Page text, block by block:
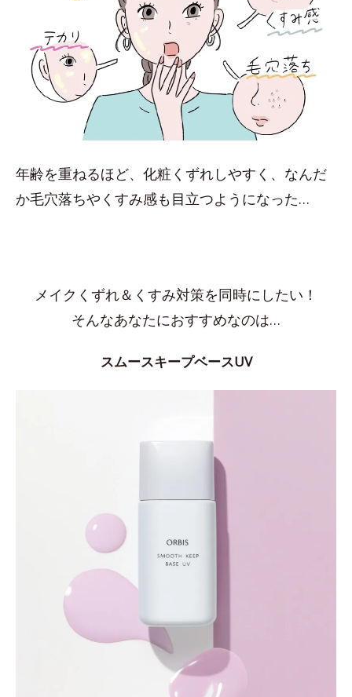
年齢を重ねるほど、化粧くずれしやすく、なんだ
か毛穴落ちやくすみ感も目立つようになった…
メイクくずれ＆くすみ対策を同時にしたい！
そんなあなたにおすすめなのは…
スムースキープベースUV